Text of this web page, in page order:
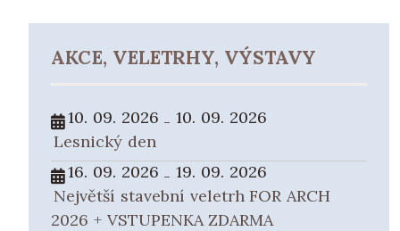
AKCE, VELETRHY, VÝSTAVY
10. 09. 2026 -10. 09. 2026
Lesnický den
16. 09. 2026 -19. 09. 2026
Největší stavební veletrh FOR ARCH
2026 + VSTUPENKA ZDARMA